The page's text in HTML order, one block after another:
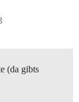
(da gibts